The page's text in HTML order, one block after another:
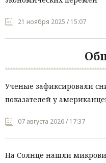
21 ноября 2025 / 15:07
Ученые зафиксировали
показателей у
07 августа 2026 / 17:37
На Солнце нашли